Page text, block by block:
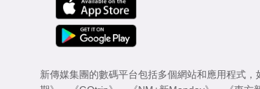
新傳媒集團的數碼平台包括多個網站和應用程式，